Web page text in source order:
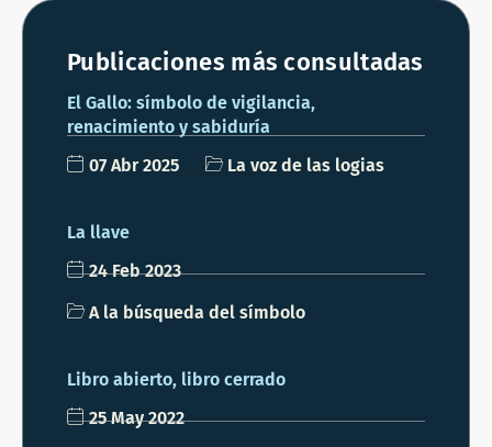
Publicaciones más consultadas
El Gallo: símbolo de vigilancia,
renacimiento y sabiduría
07 Abr 2025
La voz de las logias
La llave
24 Feb 2023
A la búsqueda del símbolo
Libro abierto, libro cerrado
25 May 2022